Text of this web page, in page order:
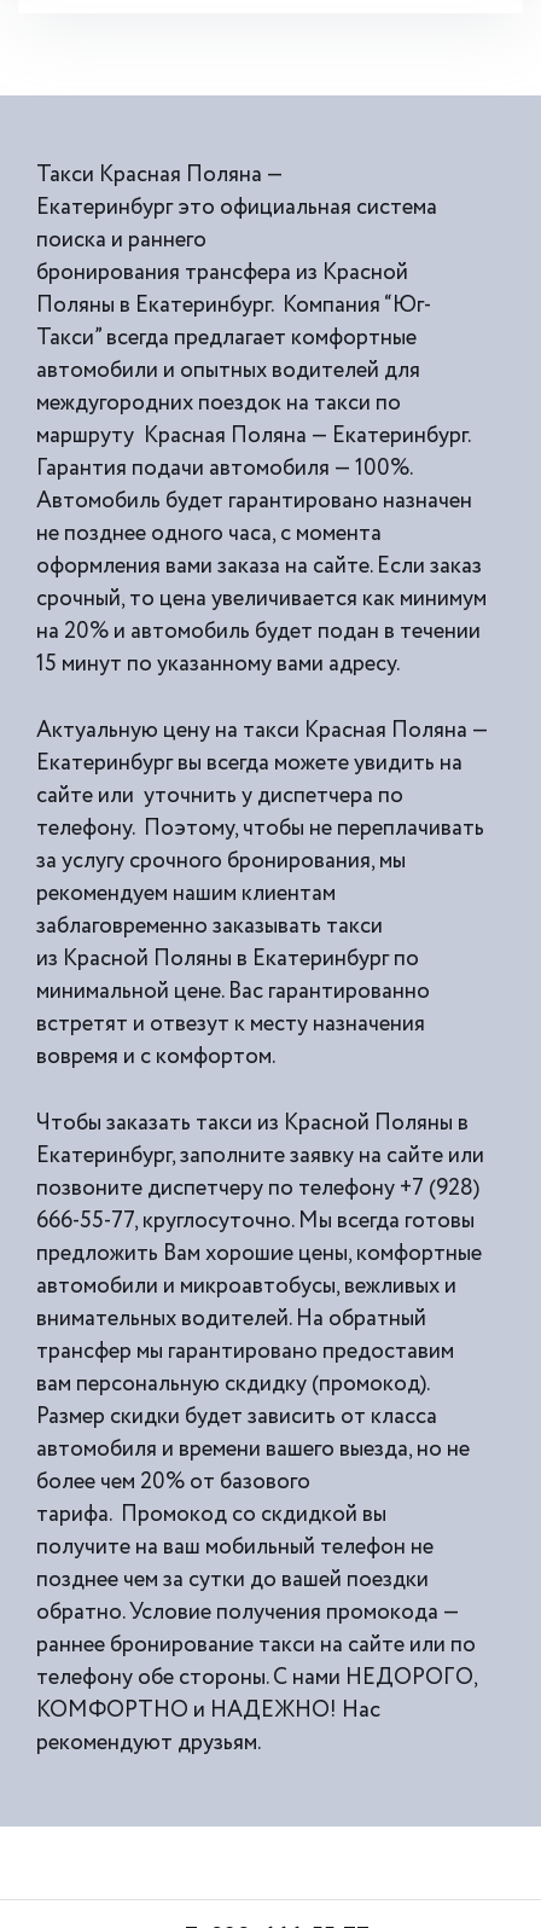
Такси Красная Поляна —
Екатеринбург это официальная система
поиска и раннего
бронирования трансфера из Красной
Поляны в Екатеринбург. Компания “Юг-
Такси” всегда предлагает комфортные
автомобили и опытных водителей для
междугородних поездок на такси по
маршруту Красная Поляна — Екатеринбург.
Гарантия подачи автомобиля — 100%.
Автомобиль будет гарантировано назначен
не позднее одного часа, с момента
оформления вами заказа на сайте. Если заказ
срочный, то цена увеличивается как минимум
на 20% и автомобиль будет подан в течении
15 минут по указанному вами адресу.
Актуальную цену на такси Красная Поляна —
Екатеринбург вы всегда можете увидить на
сайте или уточнить у диспетчера по
телефону. Поэтому, чтобы не переплачивать
за услугу срочного бронирования, мы
рекомендуем нашим клиентам
заблаговременно заказывать такси
из Красной Поляны в Екатеринбург по
минимальной цене. Вас гарантированно
встретят и отвезут к месту назначения
вовремя и с комфортом.
Чтобы заказать такси из Красной Поляны в
Екатеринбург, заполните заявку на сайте или
позвоните диспетчеру по телефону +7 (928)
666-55-77, круглосуточно. Мы всегда готовы
предложить Вам хорошие цены, комфортные
автомобили и микроавтобусы, вежливых и
внимательных водителей. На обратный
трансфер мы гарантировано предоставим
вам персональную скдидку (промокод).
Размер скидки будет зависить от класса
автомобиля и времени вашего выезда, но не
более чем 20% от базового
тарифа. Промокод со скдидкой вы
получите на ваш мобильный телефон не
позднее чем за сутки до вашей поездки
обратно. Условие получения промокода —
раннее бронирование такси на сайте или по
телефону обе стороны. С нами НЕДОРОГО,
КОМФОРТНО и НАДЕЖНО! Нас
рекомендуют друзьям.